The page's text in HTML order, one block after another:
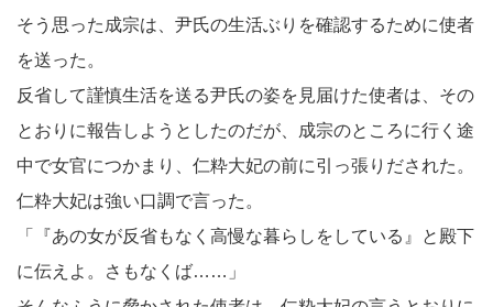
そう思った成宗は、尹氏の生活ぶりを確認するために使者
を送った。
反省して謹慎生活を送る尹氏の姿を見届けた使者は、その
とおりに報告しようとしたのだが、成宗のところに行く途
中で女官につかまり、仁粋大妃の前に引っ張りだされた。
仁粋大妃は強い口調で言った。
「『あの女が反省もなく高慢な暮らしをしている』と殿下
に伝えよ。さもなくば……」